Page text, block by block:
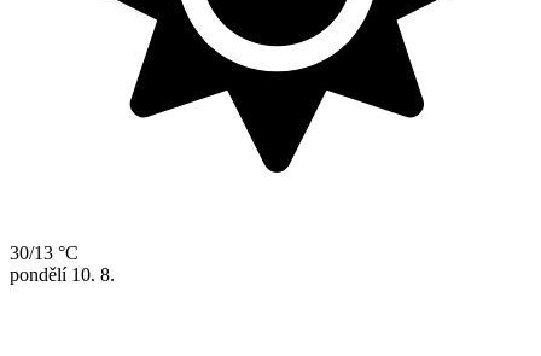
30/13 °C
pondělí 10. 8.